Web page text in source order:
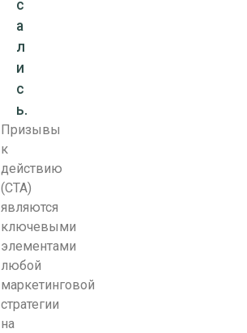
с
а
л
и
с
ь.
Призывы
к
действию
(CTA)
являются
ключевыми
элементами
любой
маркетинговой
стратегии
на